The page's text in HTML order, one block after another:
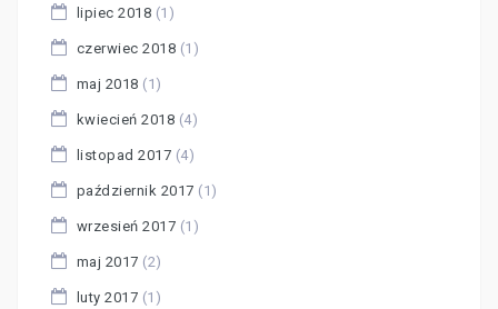
lipiec 2018 (1)
czerwiec 2018 (1)
maj 2018 (1)
kwiecień 2018 (4)
listopad 2017 (4)
październik 2017 (1)
wrzesień 2017 (1)
maj 2017 (2)
luty 2017 (1)